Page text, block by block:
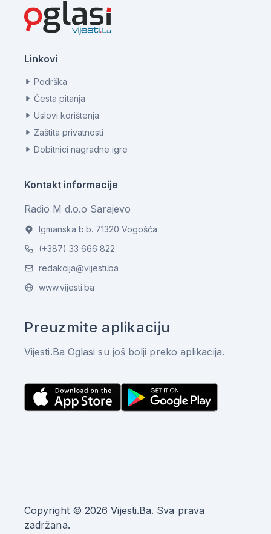
Linkovi
Podrška
Česta pitanja
Uslovi korištenja
Zaštita privatnosti
Dobitnici nagradne igre
Kontakt informacije
Radio M d.o.o Sarajevo
Igmanska b.b. 71320 Vogošća
(+387) 33 666 822
redakcija@vijesti.ba
www.vijesti.ba
Preuzmite aplikaciju
Vijesti.Ba Oglasi su još bolji preko aplikacija.
Copyright © 2026 Vijesti.Ba. Sva prava
zadržana.